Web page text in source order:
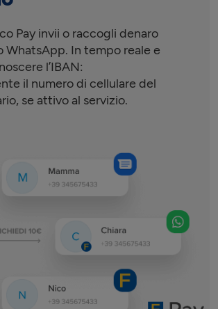
Pay invii o raccogli denaro
WhatsApp. In tempo reale e
l’IBAN:
il numero di cellulare del
se attivo al servizio.